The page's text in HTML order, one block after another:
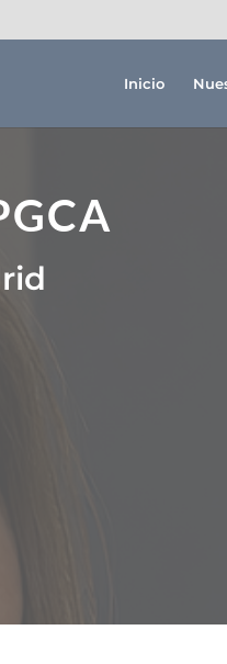
Inicio